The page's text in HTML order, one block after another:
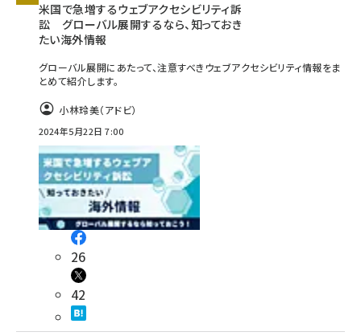
米国で急増するウェブアクセシビリティ訴
訟 グローバル展開するなら、知っておき
たい海外情報
グローバル展開にあたって、注意すべきウェブアクセシビリティ情報をま
とめて紹介します。
小林玲美（アドビ）
2024年5月22日 7:00
26
42